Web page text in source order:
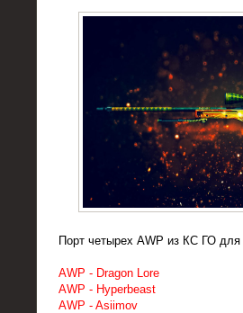
Порт четырех AWP из КС ГО
AWP - Dragon Lore
AWP - Hyperbeast
AWP - Asiimov